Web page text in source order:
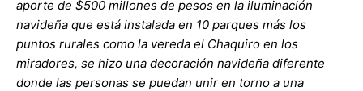
aporte de $500 millones de pesos en la iluminación
navideña que está instalada en 10 parques más los
puntos rurales como la vereda el Chaquiro en los
miradores, se hizo una decoración navideña diferente
donde las personas se puedan unir en torno a una